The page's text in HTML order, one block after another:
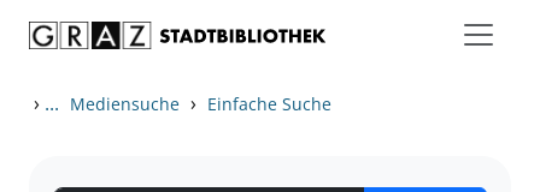
› ... Mediensuche › Einfache Suche